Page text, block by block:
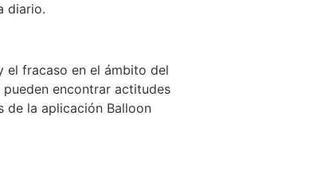
diario.
el fracaso en el ámbito del
encontrar actitudes
de la aplicación Balloon